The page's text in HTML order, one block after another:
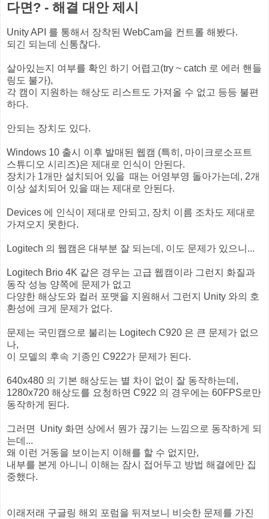
다면? - 해결 대안 제시
Unity API 를 통해서 장착된 WebCam을 컨트롤 해봤다.
되긴 되는데 신통찮다.
살아있는지 여부를 확인 하기 어렵고(try ~ catch 로 에러 핸들
링도 불가),
각 캠이 지원하는 해상도 리스트도 가져올 수 없고 등등 불편
하다.
안되는 장치도 있다.
Windows 10 출시 이후 발매된 웹캠 (특히, 마이크로소프트
스튜디오 시리즈)은 제대로 인식이 안된다.
장치가 1개만 설치되어 있을 때는 어영부영 돌아가는데, 2개
이상 설치되어 있을 때는 제대로 안된다.
Devices 에 인식이 제대로 안되고, 장치 이름 조차도 제대로
가져오지 못한다.
Logitech 의 웹캠은 대부분 잘 되는데, 이도 문제가 있으니...
Logitech Brio 4K 같은 경우는 고급 웹캠이라 그런지 화질과
동작 성능 양쪽에 문제가 없고
다양한 해상도와 컬러 포맷을 지원해서 그런지 Unity 와의 호
환성에 크게 문제가 없다.
문제는 국민캠으로 불리는 Logitech C920 은 큰 문제가 없으
나,
이 모델의 후속 기종인 C922가 문제가 된다.
640x480 의 기본 해상도는 별 차이 없이 잘 동작하는데,
1280x720 해상도를 요청하면 C922 의 경우에는 60FPS로만
동작하게 된다.
그러면 Unity 화면 상에서 뭔가 끊기는 느낌으로 동작하게 되
는데...
왜 이런 거동을 보이는지 이해를 할 수 없지만,
내부를 본게 아니니 이해는 잠시 접어두고 방법 해결에만 집
중했다.
이래저래 구글링 해외 포럼을 뒤져보니 비슷한 문제를 가진